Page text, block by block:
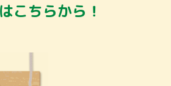
こちらから！